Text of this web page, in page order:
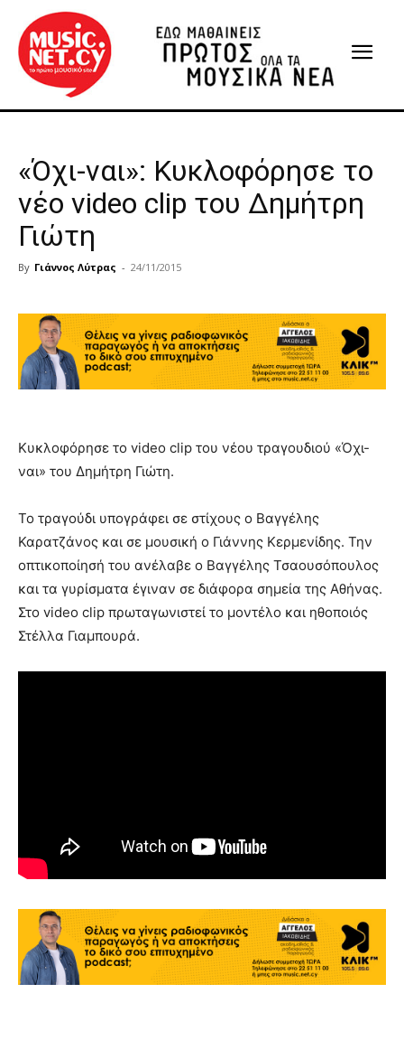
«Όχι-ναι»: Κυκλοφόρησε το
νέο video clip του Δημήτρη
Γιώτη
By Γιάννος Λύτρας - 24/11/2015
Κυκλοφόρησε το video clip του νέου τραγουδιού «Όχι-
ναι» του Δημήτρη Γιώτη.
Το τραγούδι υπογράφει σε στίχους ο Βαγγέλης
Καρατζάνος και σε μουσική ο Γιάννης Κερμενίδης. Την
οπτικοποίησή του ανέλαβε ο Βαγγέλης Τσαουσόπουλος
και τα γυρίσματα έγιναν σε διάφορα σημεία της Αθήνας.
Στο video clip πρωταγωνιστεί το μοντέλο και ηθοποιός
Στέλλα Γιαμπουρά.